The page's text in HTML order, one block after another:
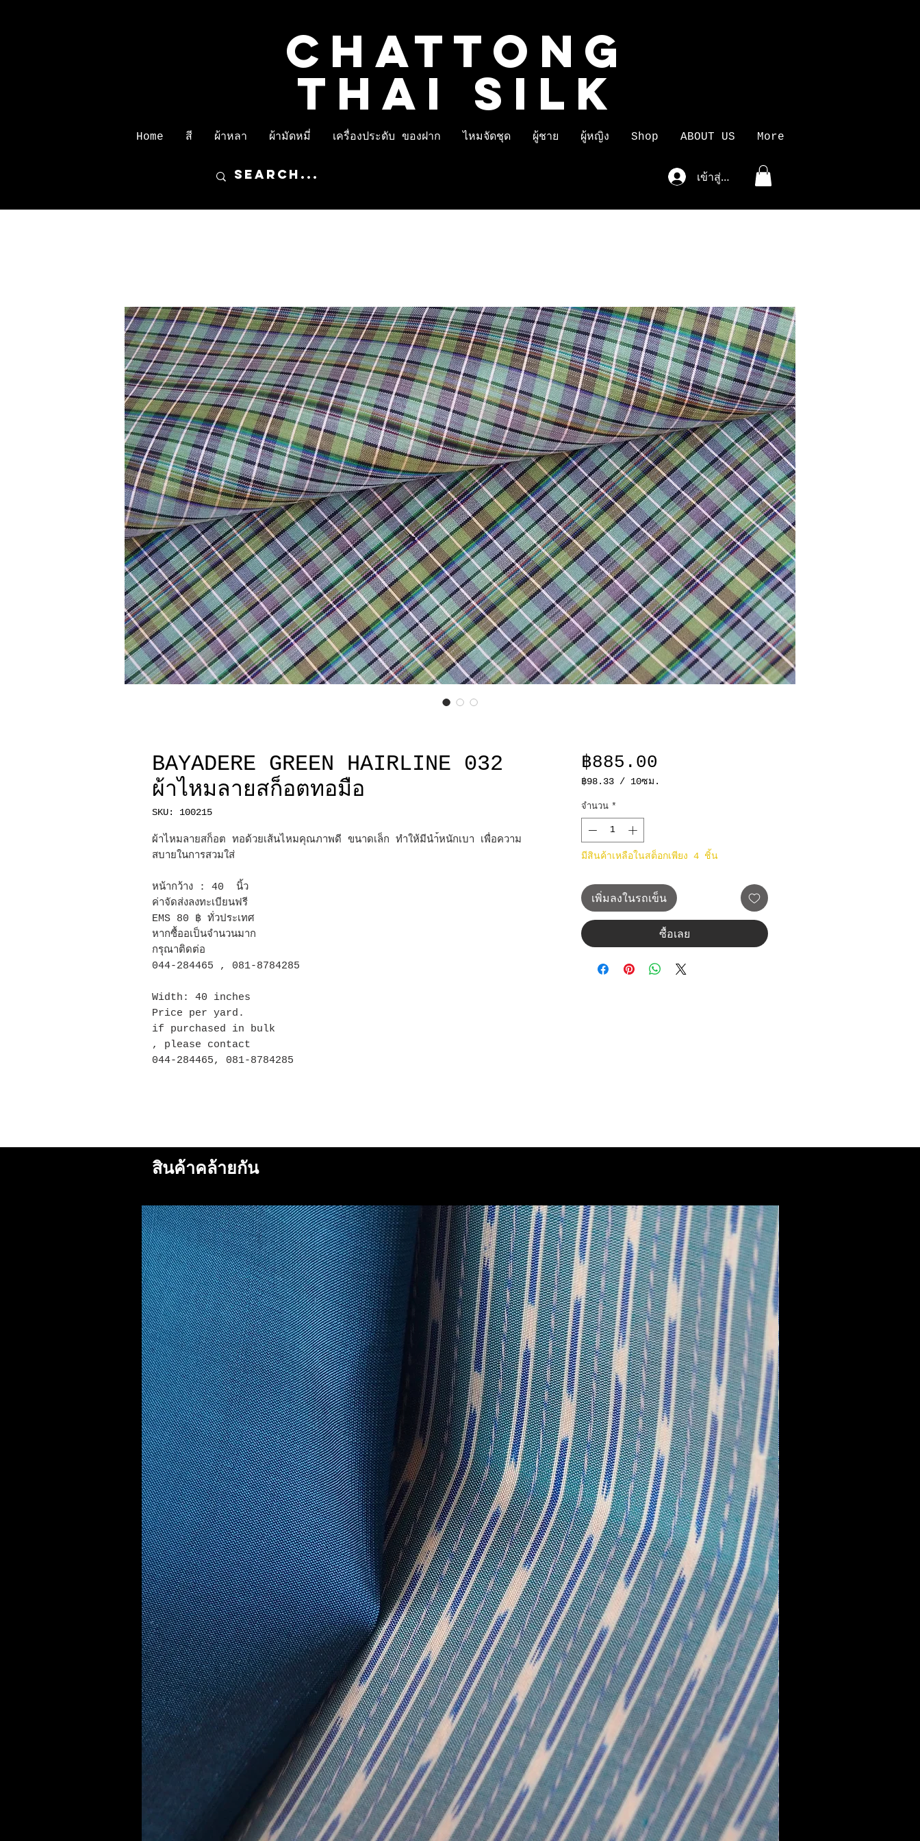
CHATTONG
THAI SILK
Home สี ผ้าหลา ผ้ามัดหมี่ เครื่องประดับ ของฝาก ไหมจัดชุด ผู้ชาย ผู้หญิง Shop ABOUT US More
เข้าสู่ระบบ
BAYADERE GREEN HAIRLINE 032
ผ้าไหมลายสก็อตทอมือ
SKU: 100215
ผ้าไหมลายสก็อต ทอด้วยเส้นไหมคุณภาพดี ขนาดเล็ก ทำให้มีนำ้หนักเบา เพื่อความ
สบายในการสวมใส่
หน้ากว้าง : 40 นิ้ว
ค่าจัดส่งลงทะเบียนฟรี
EMS 80 ฿ ทั่วประเทศ
หากซื้ออเป็นจำนวนมาก
กรุณาติดต่อ
044-284465 , 081-8784285
Width: 40 inches
Price per yard.
if purchased in bulk
, please contact
044-284465, 081-8784285
฿885.00
฿98.33 / 10ซม.
ต่อ
10
เซนติเมตร
จำนวน *
มีสินค้าเหลือในสต็อกเพียง 4 ชิ้น
เพิ่มลงในรถเข็น
ซื้อเลย
สินค้าคล้ายกัน